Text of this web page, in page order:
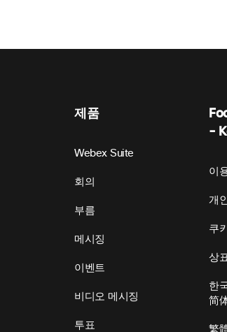
제품
Webex Suite
회의
부름
메시징
이벤트
비디오 메시징
투표
-
이
개
쿠키
상
한
简
繁